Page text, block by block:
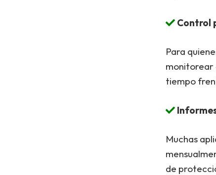
Control
Para
monitorear
tiempo
Muchas
de